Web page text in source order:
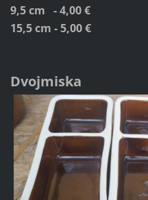
9,5 cm - 4,00 €
15,5 cm - 5,00 €
Dvojmiska